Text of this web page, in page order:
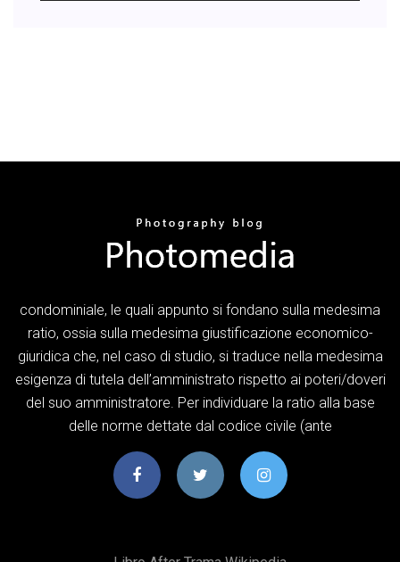
condominiale, le quali appunto si fondano sulla medesima
ratio, ossia sulla medesima giustificazione economico-
giuridica che, nel caso di studio, si traduce nella medesima
esigenza di tutela dell’amministrato rispetto ai poteri/doveri
del suo amministratore. Per individuare la ratio alla base
delle norme dettate dal codice civile (ante